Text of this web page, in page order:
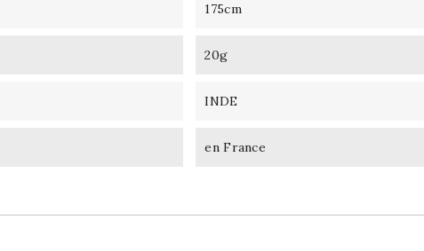
175cm
20g
INDE
en France